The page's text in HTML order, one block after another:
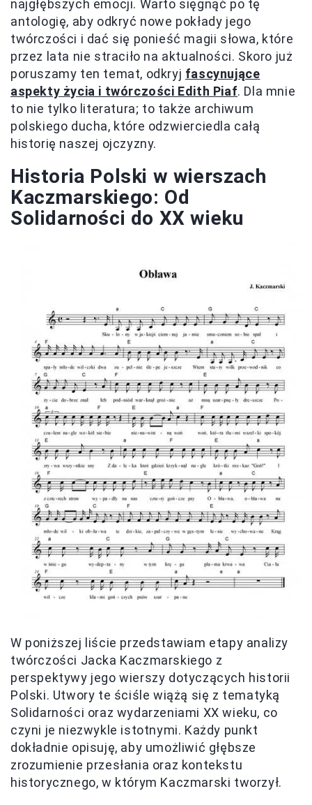
najgłębszych emocji. Warto sięgnąć po tę
antologię, aby odkryć nowe pokłady jego
twórczości i dać się ponieść magii słowa, które
przez lata nie straciło na aktualności. Skoro już
poruszamy ten temat, odkryj fascynujące
aspekty życia i twórczości Edith Piaf. Dla mnie
to nie tylko literatura; to także archiwum
polskiego ducha, które odzwierciedla całą
historię naszej ojczyzny.
Historia Polski w wierszach
Kaczmarskiego: Od
Solidarności do XX wieku
W poniższej liście przedstawiam etapy analizy
twórczości Jacka Kaczmarskiego z
perspektywy jego wierszy dotyczących historii
Polski. Utwory te ściśle wiążą się z tematyką
Solidarności oraz wydarzeniami XX wieku, co
czyni je niezwykle istotnymi. Każdy punkt
dokładnie opisuję, aby umożliwić głębsze
zrozumienie przesłania oraz kontekstu
historycznego, w którym Kaczmarski tworzył.